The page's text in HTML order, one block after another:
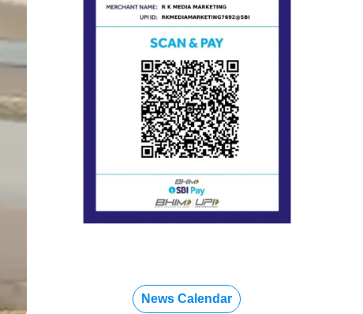
News Calendar